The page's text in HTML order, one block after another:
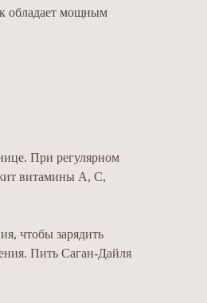
обладает мощным
При регулярном
витамины А, С,
чтобы зарядить
Пить Саган-Дайля